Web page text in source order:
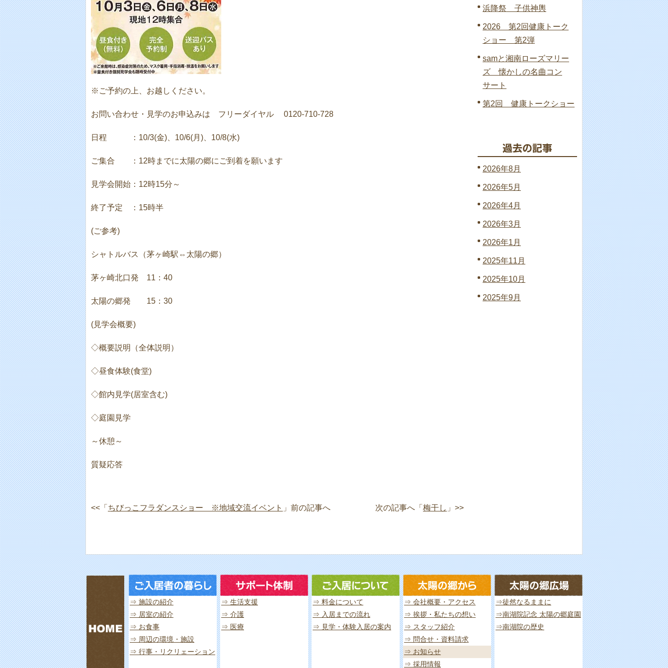
※ご予約の上、お越しください。
お問い合わせ・見学のお申込みは フリーダイヤル 0120-710-728
日程 ：10/3(金)、10/6(月)、10/8(水)
ご集合 ： 12時までに太陽の郷にご到着を願います
見学会開始： 12時15分～
終了予定 ： 15時半
(ご参考)
シャトルバス（茅ヶ崎駅⇔太陽の郷）
茅ヶ崎北口発 11 ： 40
太陽の郷発 15 ： 30
(見学会概要)
◇概要説明（全体説明）
◇昼食体験(食堂)
◇館内見学(居室含む)
◇庭園見学
～休憩～
質疑応答
<<「 ちびっこフラダンスショー ※地域交流イベント 」前の記事へ 次の記事へ「 梅干し 」>>
浜降祭 子供神輿
2026 第2回健康トーク
ショー 第2弾
samと湘南ローズマリー
ズ 懐かしの名曲コン
サート
第2回 健康トークショー
2026年8月
2026年5月
2026年4月
2026年3月
2026年1月
2025年11月
2025年10月
2025年9月
2020年10月
2020年4月
2020年1月
2019年10月
2019年7月
2019年4月
2019年1月
⇒ 施設の紹介
⇒ 居室の紹介
⇒ お食事
⇒ 周辺の環境・施設
⇒ 行事・リクリェーション
⇒ 生活支援
⇒ 介護
⇒ 医療
⇒ 料金について
⇒ 入居までの流れ
⇒ 見学・体験入居の案内
⇒ 会社概要・アクセス
⇒ 挨拶・私たちの想い
⇒ スタッフ紹介
⇒ 問合せ・資料請求
⇒ お知らせ
⇒ 採用情報
⇒徒然なるままに
⇒南湖院記念 太陽の郷庭園
⇒南湖院の歴史